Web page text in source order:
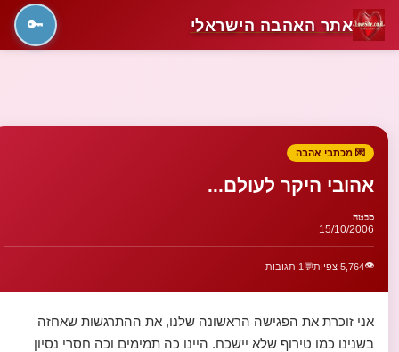
אתר האהבה הישראלי 🔑
💌 מכתבי אהבה
אהובי היקר לעולם...
סבטה
15/10/2006
👁️5,764 צפיות 💬 1 תגובות
אני זוכרת את הפגישה הראשונה שלנו, את ההתרגשות שאחזה
בשנינו כמו טירוף שלא יישכח. היינו כה תמימים וכה חסרי נסיון